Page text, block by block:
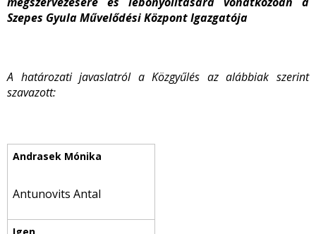
Szepes Gyula Művelődési Központ Igazgatója
A határozati javaslatról a Közgyűlés az alábbiak szerint
szavazott:
Antunovits Antal